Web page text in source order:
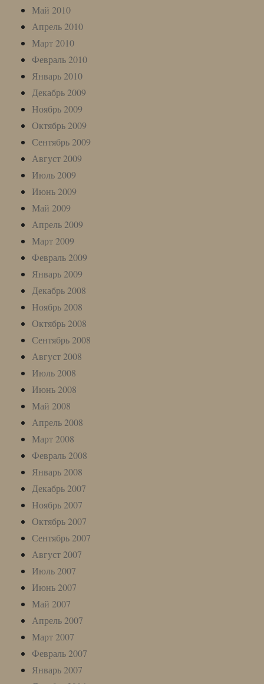
Май 2010
Апрель 2010
Март 2010
Февраль 2010
Январь 2010
Декабрь 2009
Ноябрь 2009
Октябрь 2009
Сентябрь 2009
Август 2009
Июль 2009
Июнь 2009
Май 2009
Апрель 2009
Март 2009
Февраль 2009
Январь 2009
Декабрь 2008
Ноябрь 2008
Октябрь 2008
Сентябрь 2008
Август 2008
Июль 2008
Июнь 2008
Май 2008
Апрель 2008
Март 2008
Февраль 2008
Январь 2008
Декабрь 2007
Ноябрь 2007
Октябрь 2007
Сентябрь 2007
Август 2007
Июль 2007
Июнь 2007
Май 2007
Апрель 2007
Март 2007
Февраль 2007
Январь 2007